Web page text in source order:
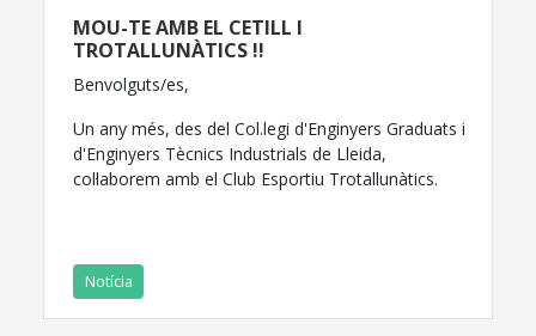
MOU-TE AMB EL CETILL I
TROTALLUNÀTICS !!
Benvolguts/es,
Un any més, des del Col.legi d'Enginyers Graduats i
d'Enginyers Tècnics Industrials de Lleida,
col·laborem amb el Club Esportiu Trotallunàtics.
Notícia